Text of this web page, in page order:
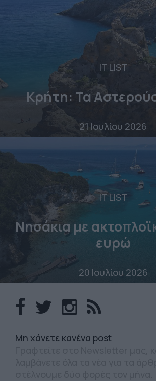
IT LIST
Κρήτη: Τα
21 Ιουλίου 2026
IT LIST
Νησάκια με
ευρώ
20 Ιουλίου 2026
Mη χάνετε κανένα post